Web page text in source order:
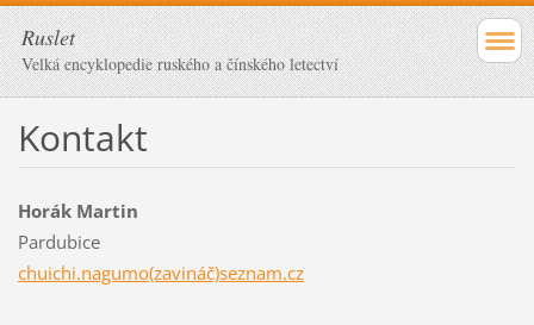
Ruslet
Velká encyklopedie ruského a čínského letectví
Kontakt
Horák Martin
Pardubice
chuichi.nagumo(zavináč)seznam.cz